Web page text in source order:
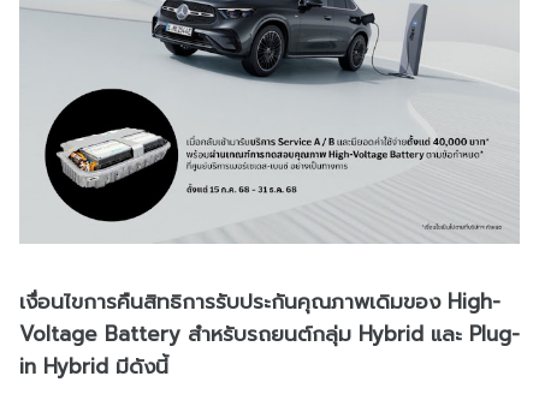
เงื่อนไขการคืนสิทธิการรับประกันคุณภาพเดิมของ High-
Voltage Battery สำหรับรถยนต์กลุ่ม Hybrid และ Plug-
in Hybrid มีดังนี้